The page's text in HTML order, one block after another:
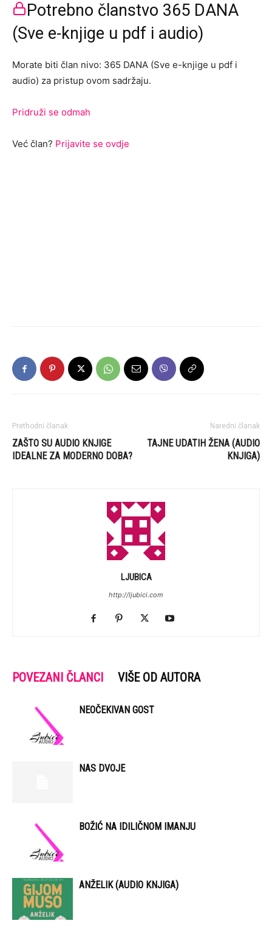
Potrebno članstvo 365 DANA
(Sve e-knjige u pdf i audio)
Morate biti član nivo: 365 DANA (Sve e-knjige u pdf i
audio) za pristup ovom sadržaju.
Pridruži se odmah
Već član? Prijavite se ovdje
Prethodni članak
ZAŠTO SU AUDIO KNJIGE
IDEALNE ZA MODERNO DOBA?
Naredni članak
TAJNE UDATIH ŽENA (AUDIO
KNJIGA)
LJUBICA
http://ljubici.com
POVEZANI ČLANCI VIŠE OD AUTORA
NEOČEKIVAN GOST
NAS DVOJE
BOŽIĆ NA IDILIČNOM IMANJU
ANŽELIK (AUDIO KNJIGA)